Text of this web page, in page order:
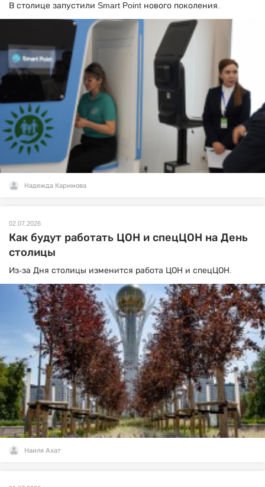
В столице запустили Smart Point нового поколения.
Надежда Каримова
02.07.2026
Как будут работать ЦОН и спецЦОН на День
столицы
Из-за Дня столицы изменится работа ЦОН и спецЦОН.
Наиля Ахат